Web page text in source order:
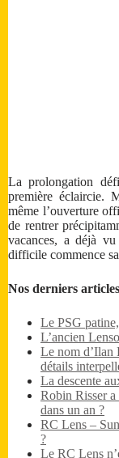
La prolongation
première éclaircie.
même l’ouverture
de rentrer
vacances, a déjà
difficile commence
Nos derniers
Le PSG
L’ancien
Le nom
détails
La descente
Robin Risser
dans un an ?
RC Lens –
?
Le RC Lens